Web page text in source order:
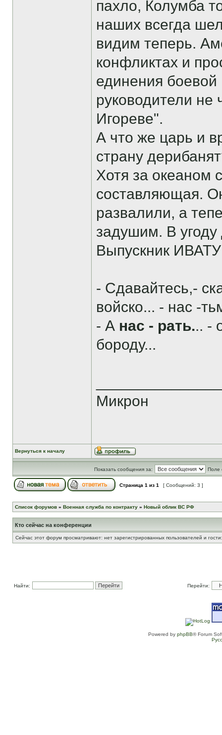
пахло, Колумба
наших всегда
видим теперь.
конфликтах и
единения
руководители не
Игореве".
А что же царь и
страну
Хотя за океаном
составляющая.
развалили, а
задушим. В
Выпускник ИВАТУ
- Сдавайтесь,-
войско... - нас -
- А нас - рать... -
бороду...
Микрон
Вернуться к началу
Показать сообщения за: Поле
Страница 1 из 1 [ Сообщений: 3 ]
Список форумов » Военная служба по контракту » Новый облик ВС РФ
Кто сейчас на конференции
Сейчас этот форум просматривают: нет зарегистрированных пользователей и
Найти: Перейти:
Powered by phpBB® Forum